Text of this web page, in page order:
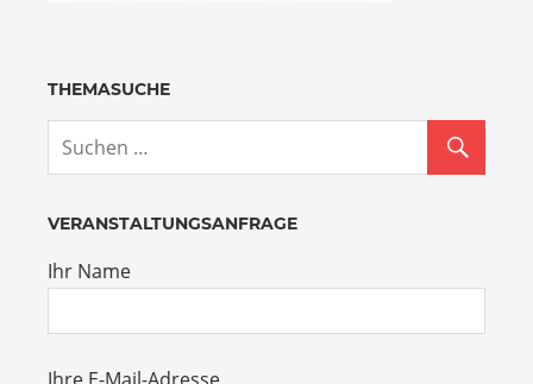
THEMASUCHE
VERANSTALTUNGSANFRAGE
Ihr Name